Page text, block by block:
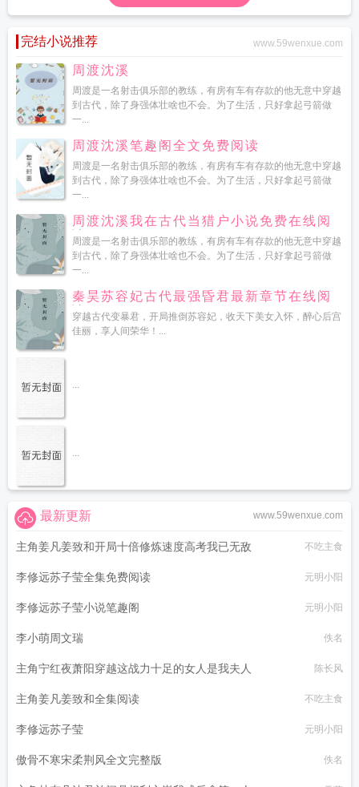
完结小说推荐 www.59wenxue.com
周渡沈溪
周渡是一名射击俱乐部的教练，有房有车有存款的他无意中穿越
到古代，除了身强体壮啥也不会。为了生活，只好拿起弓箭做
一...
周渡沈溪笔趣阁全文免费阅读
周渡是一名射击俱乐部的教练，有房有车有存款的他无意中穿越
到古代，除了身强体壮啥也不会。为了生活，只好拿起弓箭做
一...
周渡沈溪我在古代当猎户小说免费在线阅
读
周渡是一名射击俱乐部的教练，有房有车有存款的他无意中穿越
到古代，除了身强体壮啥也不会。为了生活，只好拿起弓箭做
一...
秦昊苏容妃古代最强昏君最新章节在线阅
读
穿越古代变暴君，开局推倒苏容妃，收天下美女入怀，醉心后宫
佳丽，享人间荣华！...
...
...
www.59wenxue.com
最新更新
主角姜凡姜致和开局十倍修炼速度高考我已无敌 不吃主食
李修远苏子莹全集免费阅读 元明小阳
李修远苏子莹小说笔趣阁 元明小阳
李小萌周文瑞 佚名
主角宁红夜萧阳穿越这战力十足的女人是我夫人 陈长风
主角姜凡姜致和全集阅读 不吃主食
李修远苏子莹 元明小阳
傲骨不寒宋柔荆风全文完整版 佚名